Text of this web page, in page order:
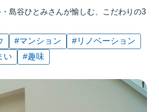
島谷ひとみさんが愉しむ、こだわりの3
#マンション
#リノベーション
い #趣味